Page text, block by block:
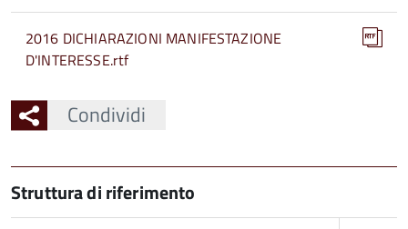
2016 DICHIARAZIONI MANIFESTAZIONE
D'INTERESSE.rtf
Condividi
Struttura di riferimento